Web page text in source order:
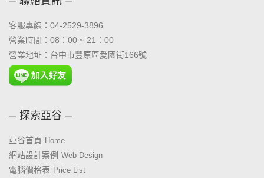
客服專線：04-2529-3896
營業時間：08：00 ~ 21：00
營業地址：台中市豐原區愛國街166號
─ 探索亞谷 ─
亞谷首頁 Home
網站設計案例 Web Design
電腦價格表 Price List